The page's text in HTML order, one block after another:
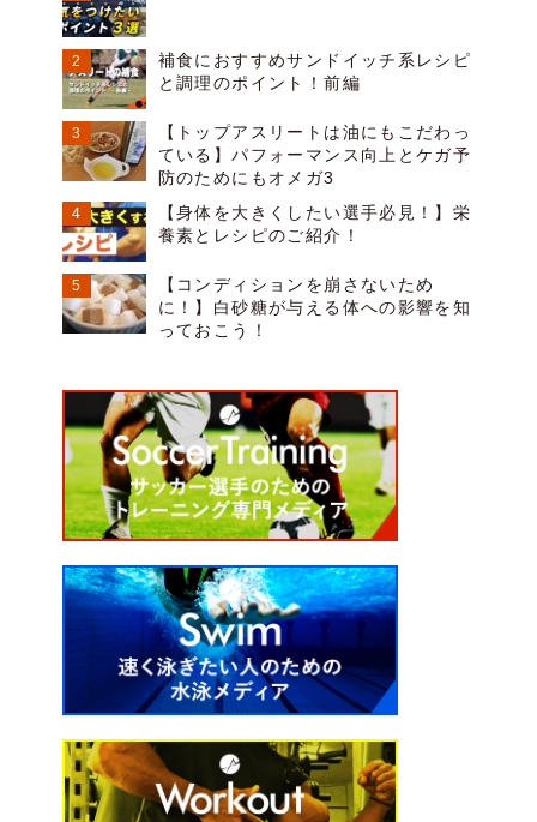
補食におすすめサンドイッチ系レシピ
と調理のポイント！前編
【トップアスリートは油にもこだわっ
ている】パフォーマンス向上とケガ予
防のためにもオメガ3
【身体を大きくしたい選手必見！】栄
養素とレシピのご紹介！
【コンディションを崩さないため
に！】白砂糖が与える体への影響を知
っておこう！